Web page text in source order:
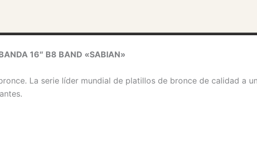
16″ B8 BAND «SABIAN»
La serie líder mundial de platillos de bronce de calidad a